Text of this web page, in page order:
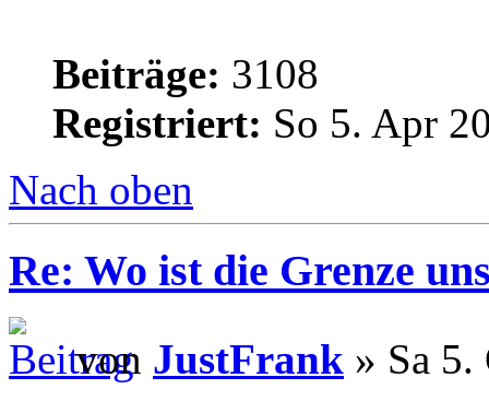
Beiträge: 3108
Registriert: So 5. Apr
Nach oben
Re: Wo ist die Grenze
von JustFrank » Sa